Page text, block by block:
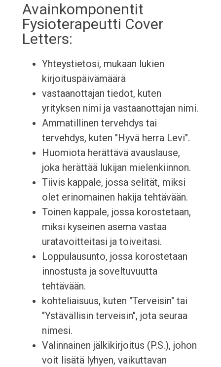
Avainkomponentit
Fysioterapeutti Cover
Letters:
Yhteystietosi, mukaan lukien
kirjoituspäivämäärä
vastaanottajan tiedot, kuten
yrityksen nimi ja vastaanottajan nimi.
Ammatillinen tervehdys tai
tervehdys, kuten "Hyvä herra Levi".
Huomiota herättävä avauslause,
joka herättää lukijan mielenkiinnon.
Tiivis kappale, jossa selität, miksi
olet erinomainen hakija tehtävään.
Toinen kappale, jossa korostetaan,
miksi kyseinen asema vastaa
uratavoitteitasi ja toiveitasi.
Loppulausunto, jossa korostetaan
innostusta ja soveltuvuutta
tehtävään.
kohteliaisuus, kuten "Terveisin" tai
"Ystävällisin terveisin", jota seuraa
nimesi.
Valinnainen jälkikirjoitus (P.S.), johon
voit lisätä lyhyen, vaikuttavan